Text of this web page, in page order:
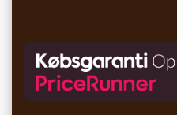
Uanset om du søger værktøj,
vi leveringsdygtige på netop
bruge. Lader du os hjælpe dig
garantere: